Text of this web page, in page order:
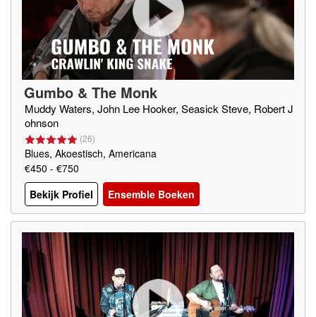
Gumbo & The Monk
Muddy Waters, John Lee Hooker, Seasick Steve, Robert J
ohnson
(26)
Blues, Akoestisch, Americana
€450 - €750
Bekijk Profiel
Ensemble Boeken